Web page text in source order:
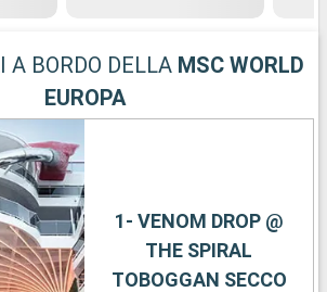
A BORDO DELLA MSC WORLD
EUROPA
1- VENOM DROP @
THE SPIRAL
TOBOGGAN SECCO